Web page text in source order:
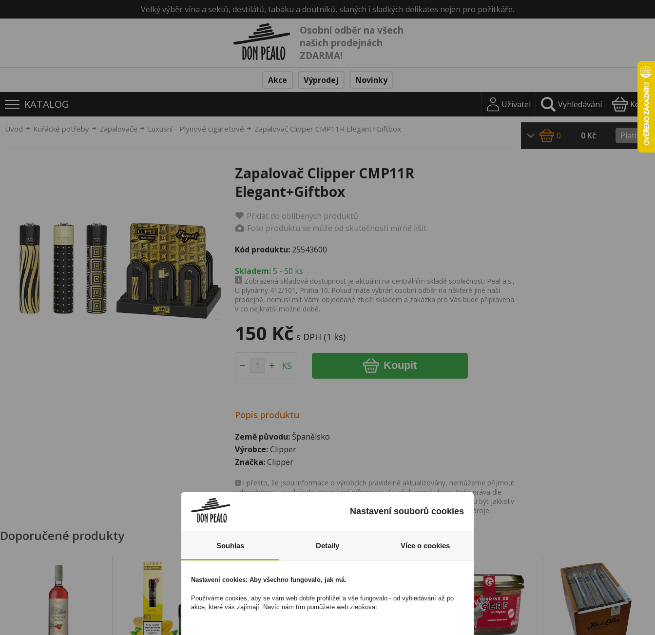
Velký výběr vína a sektů, destilátů, tabáku a doutníků, slaných i sladkých delikates nejen pro požitkáře.
Osobní odběr na všech
našich prodejnách
ZDARMA!
Akce Výprodej Novinky
KATALOG Uživatel Vyhledávání Košík
Úvod Kuřácké potřeby Zapalovače Luxusní - Plynové cigaretové Zapalovač Clipper CMP11R Elegant+Giftbox
Zapalovač Clipper CMP11R
Elegant+Giftbox
Přidat do oblíbených produktů
Foto produktu se může od skutečnosti mírně lišit.
Kód produktu: 25543600
Skladem:5 - 50 ks
Zobrazená skladová dostupnost je aktuální na centrálním skladě společnosti Peal a.s.,
U plynárny 412/101, Praha 10. Pokud máte vybrán osobní odběr na některé jiné naší
prodejně, nemusí mít Vámi objednané zboží skladem a zakázka pro Vás bude připravena
v co nejkratší možné době.
150 Kč s DPH (1 ks)
KS Koupit
Popis produktu
Země původu: Španělsko
Výrobce:Clipper
Značka:Clipper
I přesto, že jsou informace o výrobcích pravidelně aktualizovány, nemůžeme přijmout
odpovědnost za jakékoliv nesprávné informace. To však nemá vliv na Vaše práva dle
zákona. Tyto informace jsou podávány pouze pro osobní použití a nemohou být jakkoliv
kopírovány bez předchozího souhlasu DonPealo ani bez řádného uvedení zdroje.
0 0 Kč Platit
Doporučené produkty
Nastavení souborů cookies
Souhlas Detaily Více o cookies
Nastavení cookies: Aby všechno fungovalo, jak má.
Používáme cookies, aby se vám web dobře prohlížel a vše fungovalo - od vyhledávání až po
akce, které vás zajímají. Navíc nám tím pomůžete web zlepšovat.